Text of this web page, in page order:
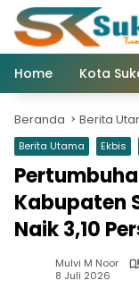
Langsung
konten
Home
Kota
Beranda Berita
Berita Utama Ekbis
Kabupaten
Naik 3,10
Mulvi M Noor
8 Juli 2026